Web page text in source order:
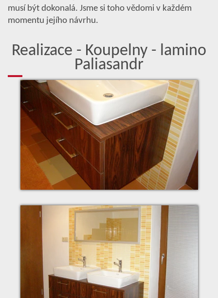
musí být dokonalá. Jsme si toho vědomi v každém
momentu jejího návrhu.
Realizace - Koupelny - lamino
Paliasandr